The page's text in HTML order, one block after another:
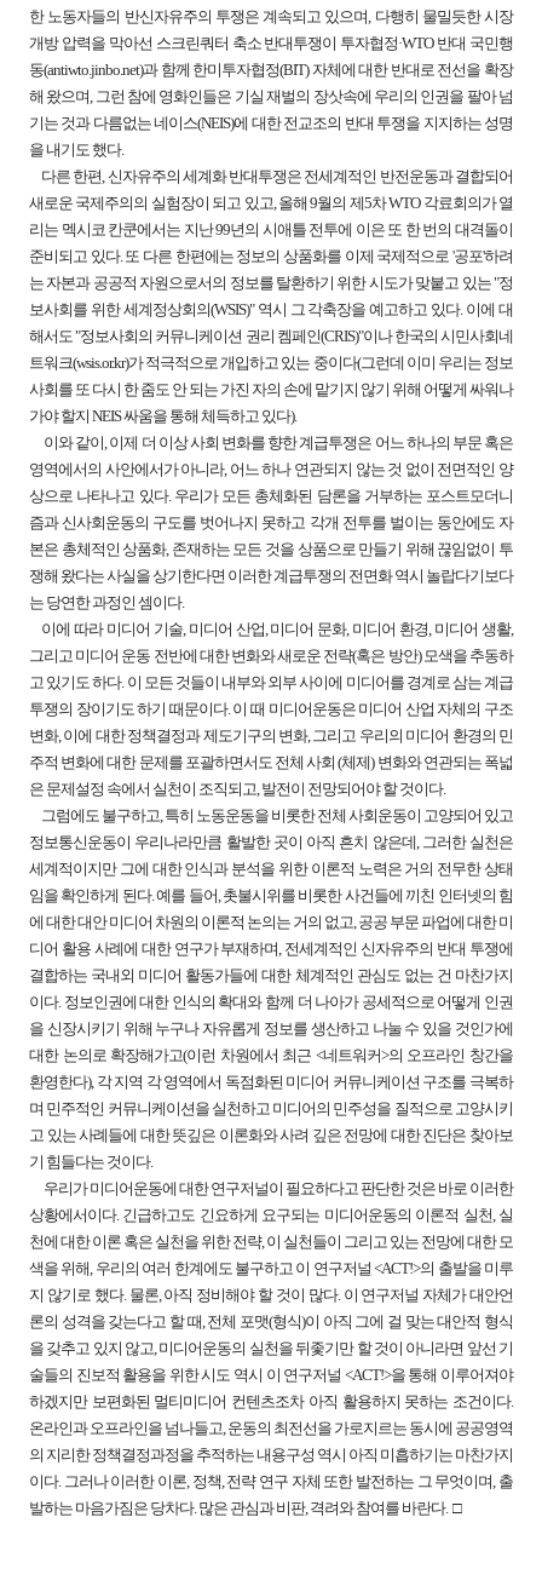
한 노동자들의 반신자유주의 투쟁은 계속되고 있으며, 다행히 물밀듯한 시장
개방 압력을 막아선 스크린쿼터 축소 반대투쟁이 투자협정·WTO 반대 국민행
동(antiwto.jinbo.net)과 함께 한미투자협정(BIT) 자체에 대한 반대로 전선을 확장
해 왔으며, 그런 참에 영화인들은 기실 재벌의 장삿속에 우리의 인권을 팔아 넘
기는 것과 다름없는 네이스(NEIS)에 대한 전교조의 반대 투쟁을 지지하는 성명
을 내기도 했다.
다른 한편, 신자유주의 세계화 반대투쟁은 전세계적인 반전운동과 결합되어
새로운 국제주의의 실험장이 되고 있고, 올해 9월의 제5차 WTO 각료회의가 열
리는 멕시코 칸쿤에서는 지난 99년의 시애틀 전투에 이은 또 한 번의 대격돌이
준비되고 있다. 또 다른 한편에는 정보의 상품화를 이제 국제적으로 '공포'하려
는 자본과 공공적 자원으로서의 정보를 탈환하기 위한 시도가 맞붙고 있는 "정
보사회를 위한 세계정상회의(WSIS)" 역시 그 각축장을 예고하고 있다. 이에 대
해서도 "정보사회의 커뮤니케이션 권리 켐페인(CRIS)"이나 한국의 시민사회네
트워크(wsis.or.kr)가 적극적으로 개입하고 있는 중이다(그런데 이미 우리는 정보
사회를 또 다시 한 줌도 안 되는 가진 자의 손에 맡기지 않기 위해 어떻게 싸워나
가야 할지 NEIS 싸움을 통해 체득하고 있다).
이와 같이, 이제 더 이상 사회 변화를 향한 계급투쟁은 어느 하나의 부문 혹은
영역에서의 사안에서가 아니라, 어느 하나 연관되지 않는 것 없이 전면적인 양
상으로 나타나고 있다. 우리가 모든 총체화된 담론을 거부하는 포스트모더니
즘과 신사회운동의 구도를 벗어나지 못하고 각개 전투를 벌이는 동안에도 자
본은 총체적인 상품화, 존재하는 모든 것을 상품으로 만들기 위해 끊임없이 투
쟁해 왔다는 사실을 상기한다면 이러한 계급투쟁의 전면화 역시 놀랍다기보다
는 당연한 과정인 셈이다.
이에 따라 미디어 기술, 미디어 산업, 미디어 문화, 미디어 환경, 미디어 생활,
그리고 미디어 운동 전반에 대한 변화와 새로운 전략(혹은 방안) 모색을 추동하
고 있기도 하다. 이 모든 것들이 내부와 외부 사이에 미디어를 경계로 삼는 계급
투쟁의 장이기도 하기 때문이다. 이 때 미디어운동은 미디어 산업 자체의 구조
변화, 이에 대한 정책결정과 제도기구의 변화, 그리고 우리의 미디어 환경의 민
주적 변화에 대한 문제를 포괄하면서도 전체 사회 (체제) 변화와 연관되는 폭넓
은 문제설정 속에서 실천이 조직되고, 발전이 전망되어야 할 것이다.
그럼에도 불구하고, 특히 노동운동을 비롯한 전체 사회운동이 고양되어 있고
정보통신운동이 우리나라만큼 활발한 곳이 아직 흔치 않은데, 그러한 실천은
세계적이지만 그에 대한 인식과 분석을 위한 이론적 노력은 거의 전무한 상태
임을 확인하게 된다. 예를 들어, 촛불시위를 비롯한 사건들에 끼친 인터넷의 힘
에 대한 대안 미디어 차원의 이론적 논의는 거의 없고, 공공 부문 파업에 대한 미
디어 활용 사례에 대한 연구가 부재하며, 전세계적인 신자유주의 반대 투쟁에
결합하는 국내외 미디어 활동가들에 대한 체계적인 관심도 없는 건 마찬가지
이다. 정보인권에 대한 인식의 확대와 함께 더 나아가 공세적으로 어떻게 인권
을 신장시키기 위해 누구나 자유롭게 정보를 생산하고 나눌 수 있을 것인가에
대한 논의로 확장해가고(이런 차원에서 최근 <네트워커>의 오프라인 창간을
환영한다), 각 지역 각 영역에서 독점화된 미디어 커뮤니케이션 구조를 극복하
며 민주적인 커뮤니케이션을 실천하고 미디어의 민주성을 질적으로 고양시키
고 있는 사례들에 대한 뜻깊은 이론화와 사려 깊은 전망에 대한 진단은 찾아보
기 힘들다는 것이다.
우리가 미디어운동에 대한 연구저널이 필요하다고 판단한 것은 바로 이러한
상황에서이다. 긴급하고도 긴요하게 요구되는 미디어운동의 이론적 실천, 실
천에 대한 이론 혹은 실천을 위한 전략, 이 실천들이 그리고 있는 전망에 대한 모
색을 위해, 우리의 여러 한계에도 불구하고 이 연구저널 <ACT!>의 출발을 미루
지 않기로 했다. 물론, 아직 정비해야 할 것이 많다. 이 연구저널 자체가 대안언
론의 성격을 갖는다고 할 때, 전체 포맷(형식)이 아직 그에 걸 맞는 대안적 형식
을 갖추고 있지 않고, 미디어운동의 실천을 뒤좇기만 할 것이 아니라면 앞선 기
술들의 진보적 활용을 위한 시도 역시 이 연구저널 <ACT!>을 통해 이루어져야
하겠지만 보편화된 멀티미디어 컨텐츠조차 아직 활용하지 못하는 조건이다.
온라인과 오프라인을 넘나들고, 운동의 최전선을 가로지르는 동시에 공공영역
의 지리한 정책결정과정을 추적하는 내용구성 역시 아직 미흡하기는 마찬가지
이다. 그러나 이러한 이론, 정책, 전략 연구 자체 또한 발전하는 그 무엇이며, 출
발하는 마음가짐은 당차다. 많은 관심과 비판, 격려와 참여를 바란다. □